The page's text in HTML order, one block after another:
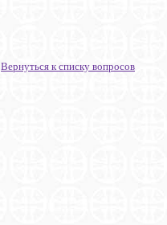
Вернуться к списку вопросов